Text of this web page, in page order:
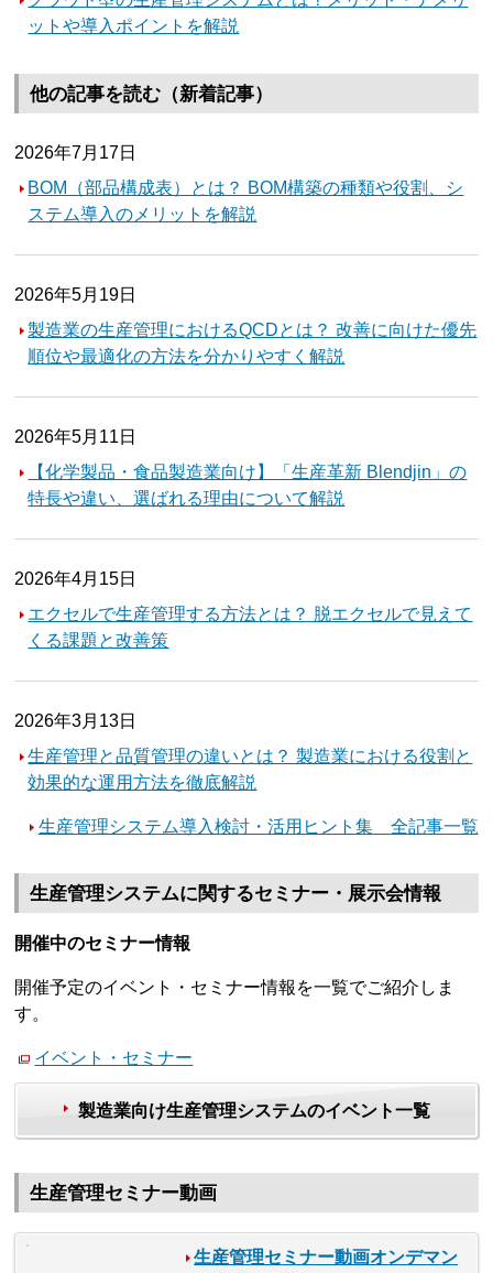
ットや導入ポイントを解説
他の記事を読む（新着記事）
2026年7月17日
BOM（部品構成表）とは？ BOM構築の種類や役割、シ
ステム導入のメリットを解説
2026年5月19日
製造業の生産管理におけるQCDとは？ 改善に向けた優先
順位や最適化の方法を分かりやすく解説
2026年5月11日
【化学製品・食品製造業向け】「生産革新 Blendjin」の
特長や違い、選ばれる理由について解説
2026年4月15日
エクセルで生産管理する方法とは？ 脱エクセルで見えて
くる課題と改善策
2026年3月13日
生産管理と品質管理の違いとは？ 製造業における役割と
効果的な運用方法を徹底解説
生産管理システム導入検討・活用ヒント集 全記事一覧
生産管理システムに関するセミナー・展示会情報
開催中のセミナー情報
開催予定のイベント・セミナー情報を一覧でご紹介しま
す。
イベント・セミナー
製造業向け生産管理システムのイベント一覧
生産管理セミナー動画
生産管理セミナー動画オンデマン